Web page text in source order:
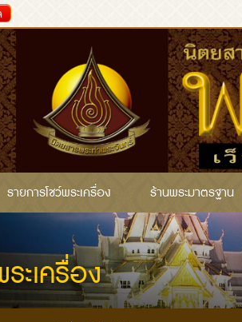
รายการโชว์พระเครื่อง ร้านพระมาตรฐาน
ะเครื่อง